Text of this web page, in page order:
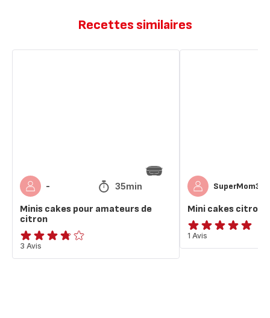
Recettes similaires
- 35min
Minis cakes pour amateurs de
citron
ratings.3.7
3 Avis
SuperMom31
Mini cakes citron
Avis
5
1 Avis